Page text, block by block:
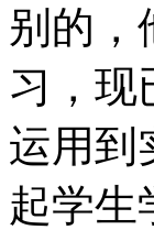
别的，
习，现
运用到
起学生